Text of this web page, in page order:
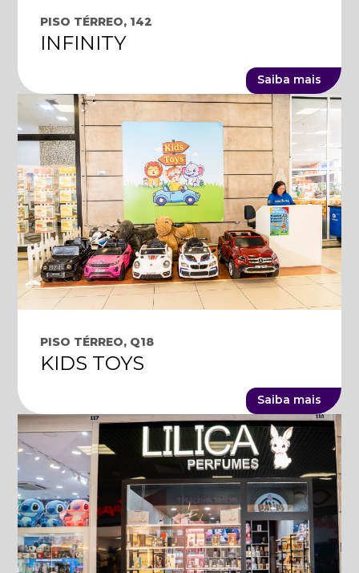
PISO TÉRREO, 142
INFINITY
Saiba mais
PISO TÉRREO, Q18
KIDS TOYS
Saiba mais